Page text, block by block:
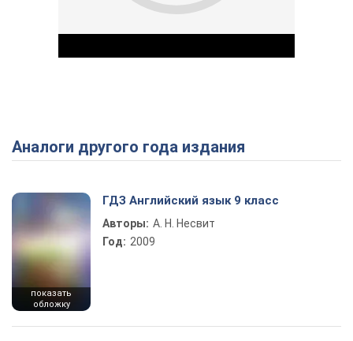
Play Video
Аналоги другого года издания
показать
обложку
ГДЗ Английский язык 9 класс
Авторы: А. Н. Несвит
Год: 2009